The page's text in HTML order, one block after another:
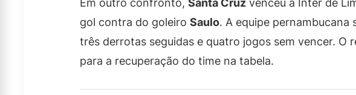
Em outro confronto, Santa Cruz venceu a Inter de
gol contra do goleiro Saulo. A equipe pernambucana
três derrotas seguidas e quatro jogos sem vencer. O
para a recuperação do time na tabela.